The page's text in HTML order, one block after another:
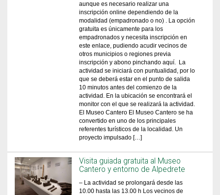
aunque es necesario realizar una
inscripción online dependiendo de la
modalidad (empadronado o no) . La opción
gratuita es únicamente para los
empadronados y necesita inscripción en
este enlace, pudiendo acudir vecinos de
otros municipios o regiones previa
inscripción y abono pinchando aquí. La
actividad se iniciará con puntualidad, por lo
que se deberá estar en el punto de salida
10 minutos antes del comienzo de la
actividad. En la ubicación se encontrará el
monitor con el que se realizará la actividad.
El Museo Cantero El Museo Cantero se ha
convertido en uno de los principales
referentes turísticos de la localidad. Un
proyecto impulsado […]
Visita guiada gratuita al Museo
Cantero y entorno de Alpedrete
– La actividad se prolongará desde las
10.00 hasta las 13.00 h Los vecinos de